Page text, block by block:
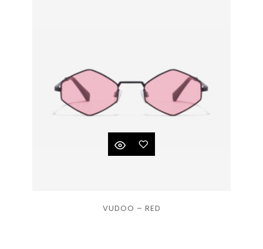
VUDOO – RED
à la